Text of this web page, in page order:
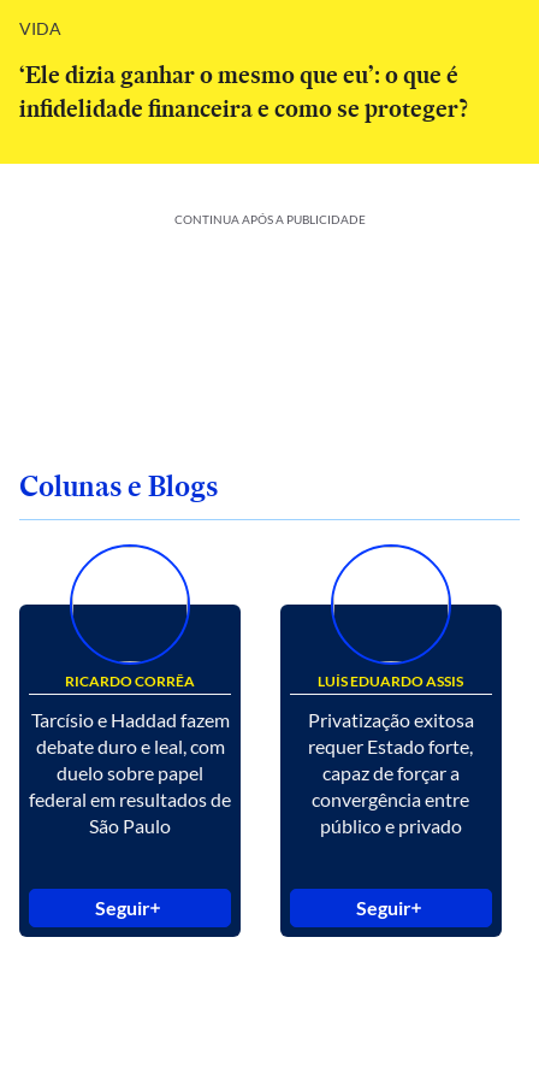
VIDA
‘Ele dizia ganhar o mesmo que eu’: o que é
infidelidade financeira e como se proteger?
CONTINUA APÓS A PUBLICIDADE
Colunas e Blogs
RICARDO CORRÊA
Tarcísio e Haddad fazem
debate duro e leal, com
duelo sobre papel
federal em resultados de
São Paulo
Seguir
LUÍS EDUARDO ASSIS
Privatização exitosa
requer Estado forte,
capaz de forçar a
convergência entre
público e privado
Seguir